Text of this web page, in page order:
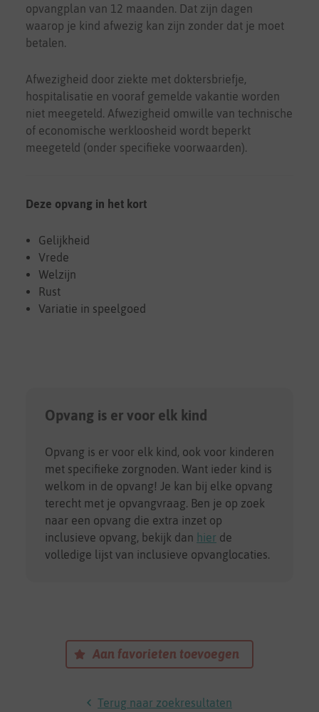
opvangplan van 12 maanden. Dat zijn dagen
waarop je kind afwezig kan zijn zonder dat je moet
betalen.
Afwezigheid door ziekte met doktersbriefje,
hospitalisatie en vooraf gemelde vakantie worden
niet meegeteld. Afwezigheid omwille van technische
of economische werkloosheid wordt beperkt
meegeteld (onder specifieke voorwaarden).
Deze opvang in het kort
Gelijkheid
Vrede
Welzijn
Rust
Variatie in speelgoed
Opvang is er voor elk kind
Opvang is er voor elk kind, ook voor kinderen
met specifieke zorgnoden. Want ieder kind is
welkom in de opvang! Je kan bij elke opvang
terecht met je opvangvraag. Ben je op zoek
naar een opvang die extra inzet op
inclusieve opvang, bekijk dan hier de
volledige lijst van inclusieve opvanglocaties.
Aan favorieten toevoegen
Terug naar zoekresultaten